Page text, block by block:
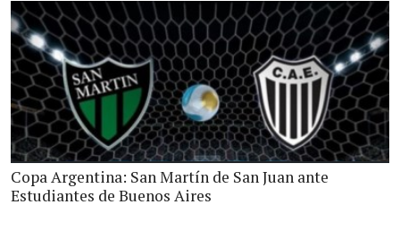
Copa Argentina: San Martín de San Juan ante
Estudiantes de Buenos Aires